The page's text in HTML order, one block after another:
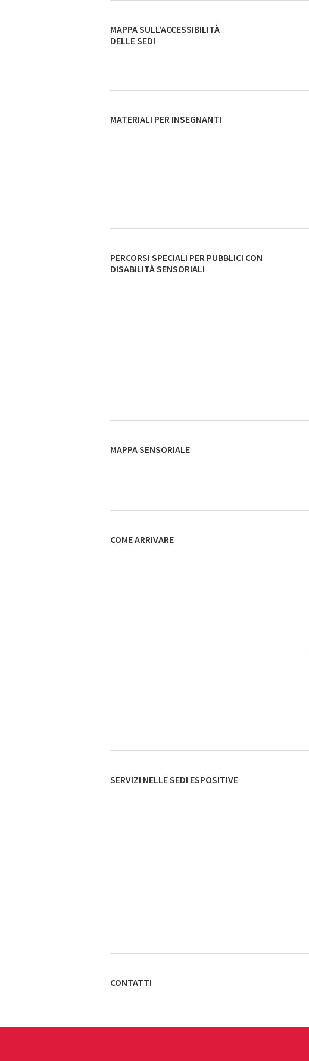
MAPPA SULL’ACCESSIBILITÀ
DELLE SEDI
MATERIALI PER INSEGNANTI
PERCORSI SPECIALI PER PUBBLICI CON
DISABILITÀ SENSORIALI
MAPPA SENSORIALE
COME ARRIVARE
SERVIZI NELLE SEDI ESPOSITIVE
CONTATTI